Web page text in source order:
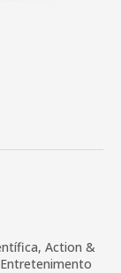
Action &